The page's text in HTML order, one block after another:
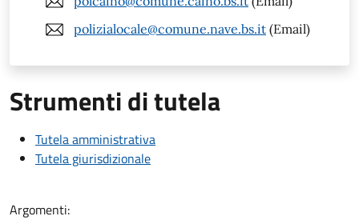
polizialocale@comune.nave.bs.it (Email)
Strumenti di tutela
Tutela amministrativa
Tutela giurisdizionale
Argomenti: